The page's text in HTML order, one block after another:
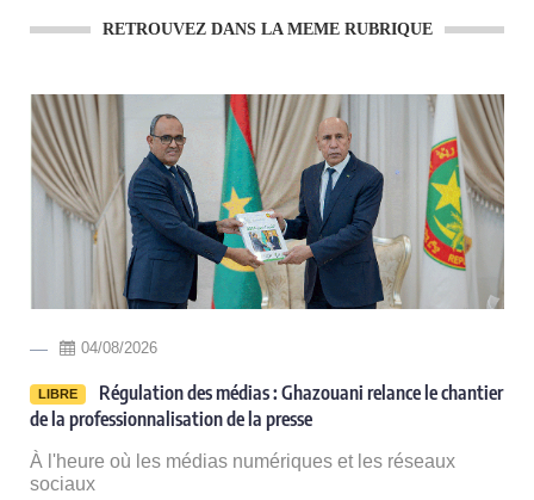
RETROUVEZ DANS LA MEME RUBRIQUE
04/08/2026
LIBRE
Régulation des médias : Ghazouani relance le chantier
de la professionnalisation de la presse
À l'heure où les médias numériques et les réseaux
sociaux